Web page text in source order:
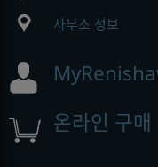
사무소 정보
온라인 구매